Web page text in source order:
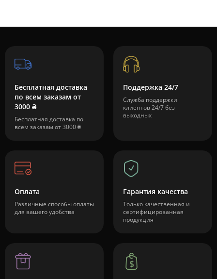
Бесплатная доставка
по всем заказам от
3000 ₴
Бесплатная доставка по
всем заказам от 3000 ₴
Поддержка 24/7
Служба поддержки
клиентов 24/7 без
выходных
Оплата
Различные способы оплаты
для вашего удобства
Гарантия качества
Только качественная и
сертифицированная
продукция